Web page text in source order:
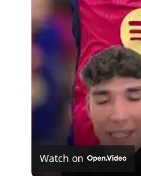
Watch on